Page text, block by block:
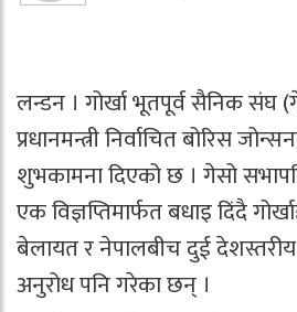
लन्डन । गोर्खा भूतपूर्व सैनिक संघ
प्रधानमन्त्री निर्वाचित बोरिस
शुभकामना दिएको छ । गेसो
एक विज्ञप्तिमार्फत बधाइ दिंदै
बेलायत र नेपालबीच दुई देशस्तरीय
अनुरोध पनि गरेका छन् ।